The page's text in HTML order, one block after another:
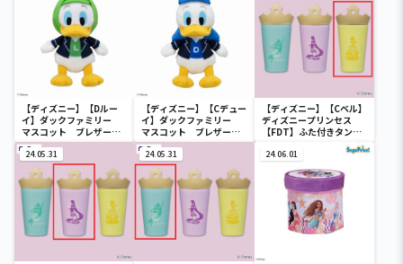
【ディズニー】【Dルー
イ】ダックファミリー
マスコット ブレザーコ
スチューム
【ディズニー】【Cデュー
イ】ダックファミリー
マスコット ブレザーコ
スチューム
【ディズニー】【Cベル】
ディズニープリンセス
【FDT】ふた付きタンブ
24.05.31 24.05.31 24.06.01